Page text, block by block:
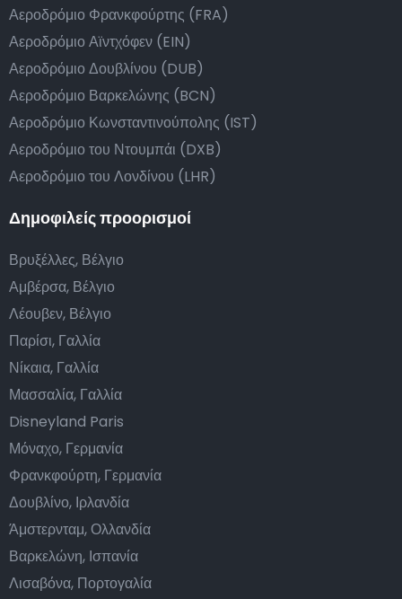
Αεροδρόμιο Φρανκφούρτης (FRA)
Αεροδρόμιο Αϊντχόφεν (EIN)
Αεροδρόμιο Δουβλίνου (DUB)
Αεροδρόμιο Βαρκελώνης (BCN)
Αεροδρόμιο Κωνσταντινούπολης (IST)
Αεροδρόμιο του Ντουμπάι (DXB)
Αεροδρόμιο του Λονδίνου (LHR)
Δημοφιλείς προορισμοί
Βρυξέλλες, Βέλγιο
Αμβέρσα, Βέλγιο
Λέουβεν, Βέλγιο
Παρίσι, Γαλλία
Νίκαια, Γαλλία
Μασσαλία, Γαλλία
Disneyland Paris
Μόναχο, Γερμανία
Φρανκφούρτη, Γερμανία
Δουβλίνο, Ιρλανδία
Άμστερνταμ, Ολλανδία
Βαρκελώνη, Ισπανία
Λισαβόνα, Πορτογαλία